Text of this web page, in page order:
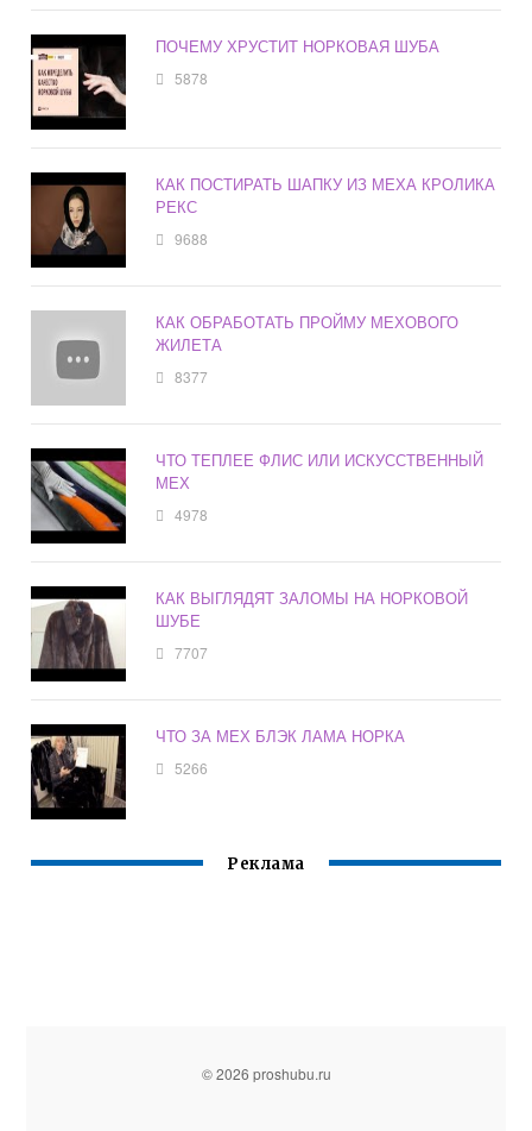
ПОЧЕМУ ХРУСТИТ НОРКОВАЯ ШУБА
5878
КАК ПОСТИРАТЬ ШАПКУ ИЗ МЕХА КРОЛИКА
РЕКС
9688
КАК ОБРАБОТАТЬ ПРОЙМУ МЕХОВОГО
ЖИЛЕТА
8377
ЧТО ТЕПЛЕЕ ФЛИС ИЛИ ИСКУССТВЕННЫЙ
МЕХ
4978
КАК ВЫГЛЯДЯТ ЗАЛОМЫ НА НОРКОВОЙ
ШУБЕ
7707
ЧТО ЗА МЕХ БЛЭК ЛАМА НОРКА
5266
Реклама
© 2026 proshubu.ru